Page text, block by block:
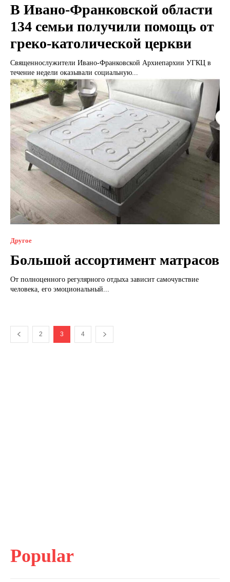
В Ивано-Франковской области
134 семьи получили помощь от
греко-католической церкви
Священнослужители Ивано-Франковской Архиепархии УГКЦ в
течение недели оказывали социальную...
Другое
Большой ассортимент матрасов
От полноценного регулярного отдыха зависит самочувствие
человека, его эмоциональный...
2 3 4
Popular